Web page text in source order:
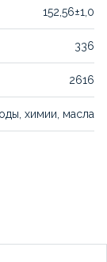
152,56±1,0
336
2616
химии, масла